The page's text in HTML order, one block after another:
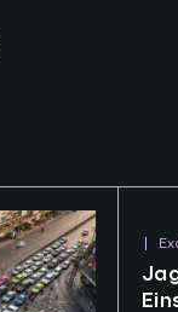
Tags: